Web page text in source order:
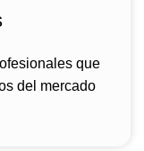
que
del mercado